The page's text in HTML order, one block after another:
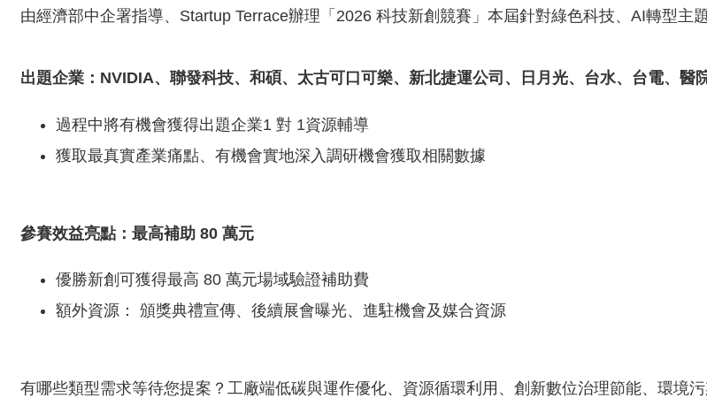
由經濟部中企署指導、Startup Terrace辦理「2026 科技新創競賽」本屆針對綠色科技、AI轉型主
出題企業：NVIDIA、聯發科技、和碩、太古可口可樂、新北捷運公司、日月光、台水、台電、醫
過程中將有機會獲得出題企業1 對 1資源輔導
獲取最真實產業痛點、有機會實地深入調研機會獲取相關數據
參賽效益亮點：最高補助 80 萬元
優勝新創可獲得最高 80 萬元場域驗證補助費
額外資源： 頒獎典禮宣傳、後續展會曝光、進駐機會及媒合資源
有哪些類型需求等待您提案？工廠端低碳與運作優化、資源循環利用、創新數位治理節能、環境